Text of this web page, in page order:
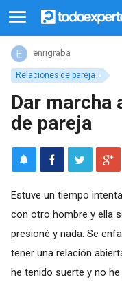
Relaciones de pareja
enrigraba
Dar marcha
de pareja
Estuve un tiempo
con otro hombre y ella
presioné y nada. Se
tener una relación
he tenido suerte y no